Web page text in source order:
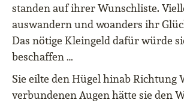
standen auf ihrer Wunschliste.
auswandern und woanders ihr
Das nötige Kleingeld dafür würde
beschaffen …
Sie eilte den Hügel hinab Richtung
verbundenen Augen hätte sie den